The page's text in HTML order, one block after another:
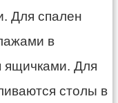
Для спален
в
ящичками. Для
столы в